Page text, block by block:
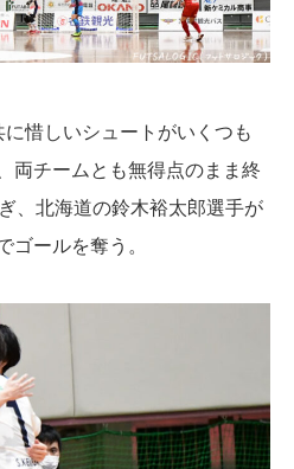
惜しいシュートがいくつも
両チームとも無得点のまま終
、北海道の鈴木裕太郎選手が
ゴールを奪う。